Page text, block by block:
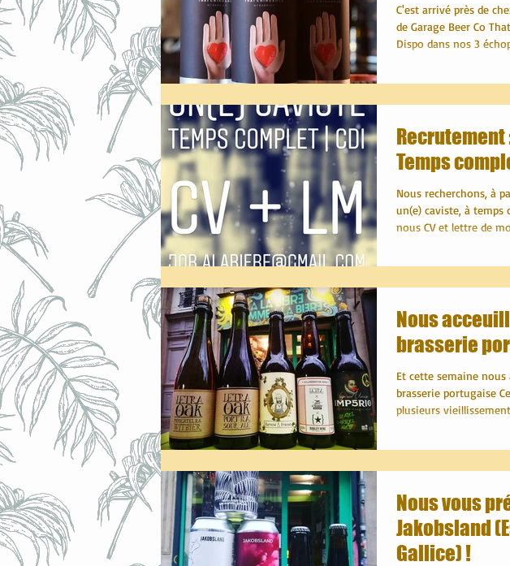
C'est arrivé près de
de Garage Beer Co That Chihuahua ( ˘ ³˘)♥✋
Dispo dans nos 3
Recrutement
Temps
Nous recherchons, à
un(e) caviste, à temps
nous CV et lettre de
Nous
brasserie
Et cette semaine nous
brasserie portugaise
Nous vous
Jakobsland
Gallice) !